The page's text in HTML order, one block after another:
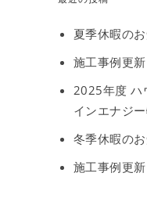
夏季休暇のお
施工事例更新
2025年度 ハ
インエナジ
冬季休暇のお
施工事例更新